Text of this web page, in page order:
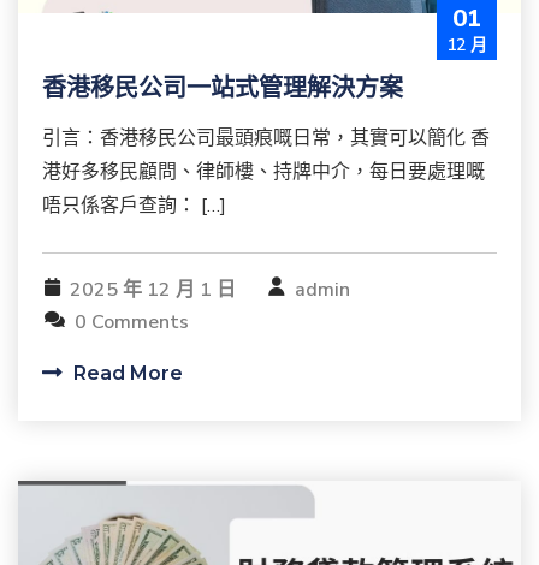
01
12 月
香港移民公司一站式管理解決方案
引言：香港移民公司最頭痕嘅日常，其實可以簡化 香
港好多移民顧問、律師樓、持牌中介，每日要處理嘅
唔只係客戶查詢： […]
2025 年 12 月 1 日
admin
0 Comments
Read More